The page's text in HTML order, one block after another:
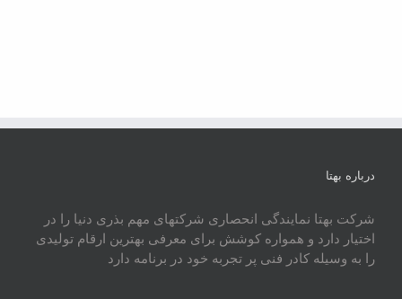
درباره بهتا
شرکت بهتا نمایندگی انحصاری شرکتهای مهم بذری دنیا را در
اختیار دارد و همواره کوشش برای معرفی بهترین ارقام تولیدی
را به وسیله کادر فنی پر تجربه خود در برنامه دارد